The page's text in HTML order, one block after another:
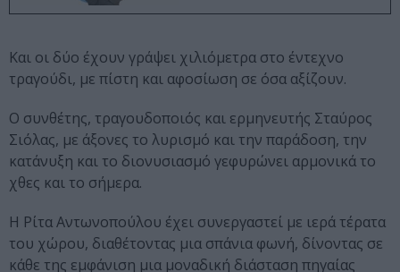
Και οι δύο έχουν γράψει χιλιόμετρα στο έντεχνο
τραγούδι, με πίστη και αφοσίωση σε όσα αξίζουν.
Ο συνθέτης, τραγουδοποιός και ερμηνευτής Σταύρος
Σιόλας, με άξονες το λυρισμό και την παράδοση, την
κατάνυξη και το διονυσιασμό γεφυρώνει αρμονικά το
χθες και το σήμερα.
Η Ρίτα Αντωνοπούλου έχει συνεργαστεί με ιερά τέρατα
του χώρου, διαθέτοντας μια σπάνια φωνή, δίνοντας σε
κάθε της εμφάνιση μια μοναδική διάσταση πηγαίας